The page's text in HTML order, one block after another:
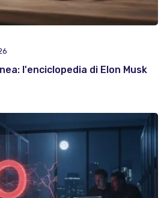
l'enciclopedia di Elon Musk